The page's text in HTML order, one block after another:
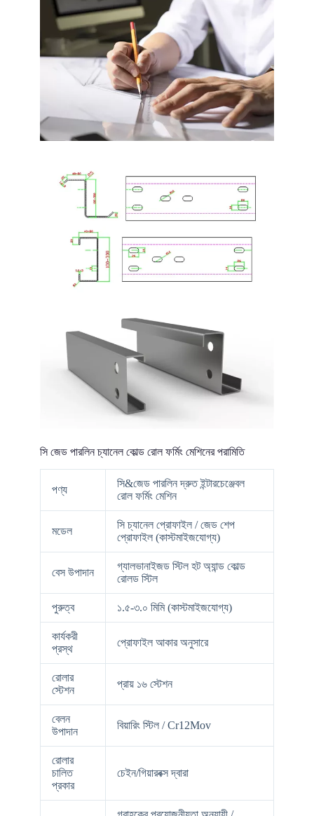
সি জেড পারলিন চ্যানেল কোল্ড রোল ফর্মিং মেশিনের পরামিতি
পণ্য
সি&জেড পারলিন দ্রুত ইন্টারচেঞ্জেবল
রোল ফর্মিং মেশিন
মডেল
সি চ্যানেল প্রোফাইল / জেড শেপ
প্রোফাইল (কাস্টমাইজযোগ্য)
বেস উপাদান
গ্যালভানাইজড স্টিল হট অ্যান্ড কোল্ড
রোলড স্টিল
পুরুত্ব ১.৫-৩.০ মিমি (কাস্টমাইজযোগ্য)
কার্যকরী
প্রস্থ
প্রোফাইল আকার অনুসারে
রোলার
স্টেশন
প্রায় ১৬ স্টেশন
বেলন
উপাদান
বিয়ারিং স্টিল / Cr12Mov
রোলার
চালিত
প্রকার
চেইন/গিয়ারবক্স দ্বারা